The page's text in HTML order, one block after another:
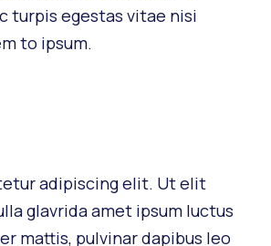
turpis egestas vitae nisi
to ipsum.
adipiscing elit. Ut elit
glavrida amet ipsum luctus
mattis, pulvinar dapibus leo